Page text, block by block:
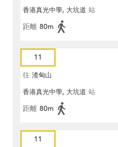
香港真光中學, 大坑道 站
距離 80m
11
往 渣甸山
香港真光中學, 大坑道 站
距離 80m
11